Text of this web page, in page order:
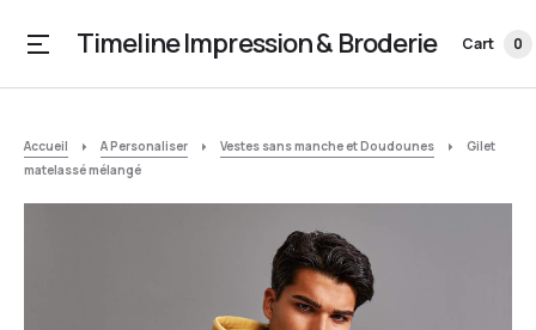
Timeline Impression & Broderie Cart 0
Accueil A Personaliser Vestes sans manche et Doudounes
Gilet
matelassé mélangé